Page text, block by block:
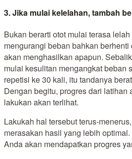
3. Jika mulai kelelahan, tambah
Bukan berarti otot mulai terasa
mengurangi beban bahkan
akan menghasilkan apapun.
mulai kesulitan mengangkat beban
repetisi ke 30 kali, itu tandanya
Dengan begitu, progres dari latihan
lakukan akan terlihat.
Lakukah hal tersebut terus-
merasakan hasil yang lebih
Anda akan mendapatkan progres